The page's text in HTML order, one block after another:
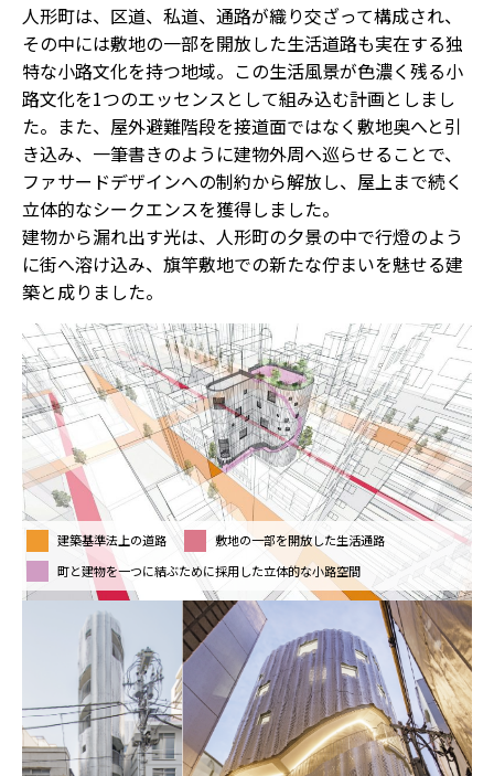
人形町は、区道、私道、通路が織り交ざって構成され、
その中には敷地の一部を開放した生活道路も実在する独
特な小路文化を持つ地域。この生活風景が色濃く残る小
路文化を1つのエッセンスとして組み込む計画としまし
た。また、屋外避難階段を接道面ではなく敷地奥へと引
き込み、一筆書きのように建物外周へ巡らせることで、
ファサードデザインへの制約から解放し、屋上まで続く
立体的なシークエンスを獲得しました。
建物から漏れ出す光は、人形町の夕景の中で行燈のよう
に街へ溶け込み、旗竿敷地での新たな佇まいを魅せる建
築と成りました。
建築基準法上の道路
敷地の一部を開放した生活通路
町と建物を一つに結ぶために採用した立体的な小路空間